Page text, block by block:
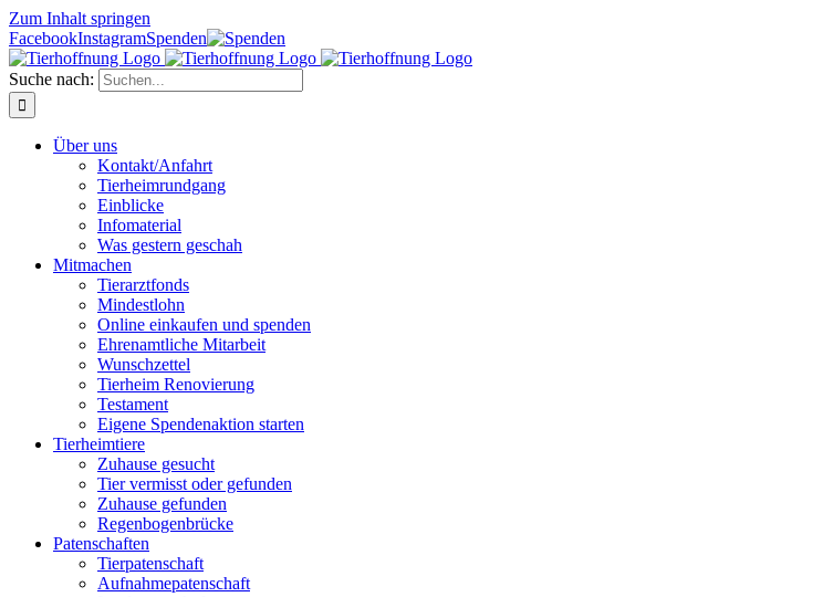
Zum Inhalt springen
FacebookInstagramSpenden
Suche nach:
Über uns
Kontakt/Anfahrt
Tierheimrundgang
Einblicke
Infomaterial
Was gestern geschah
Mitmachen
Tierarztfonds
Mindestlohn
Online einkaufen und spenden
Ehrenamtliche Mitarbeit
Wunschzettel
Tierheim Renovierung
Testament
Eigene Spendenaktion starten
Tierheimtiere
Zuhause gesucht
Tier vermisst oder gefunden
Zuhause gefunden
Regenbogenbrücke
Patenschaften
Tierpatenschaft
Aufnahmepatenschaft